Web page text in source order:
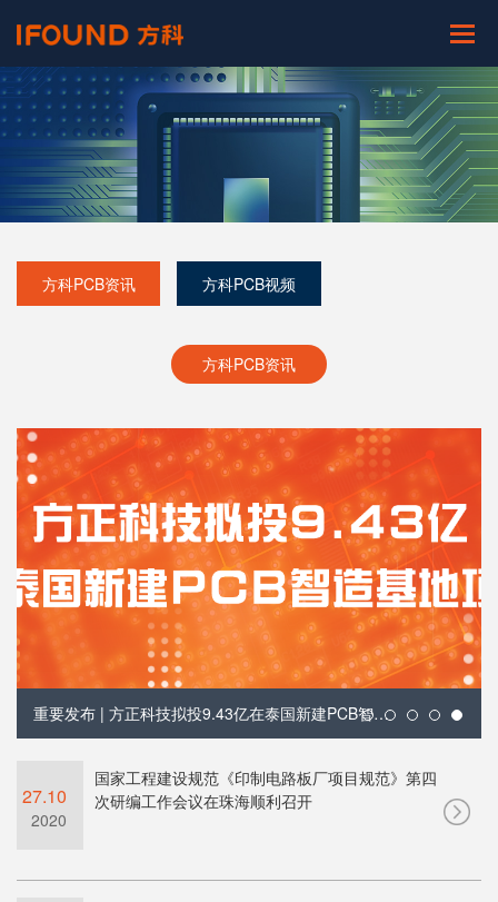
方科PCB资讯 方科PCB视频
方科PCB资讯
重要发布 | 方正科技拟投9.43亿在泰国新建PCB智造基地项目
27.10
2020
国家工程建设规范《印制电路板厂项目规范》第四
次研编工作会议在珠海顺利召开